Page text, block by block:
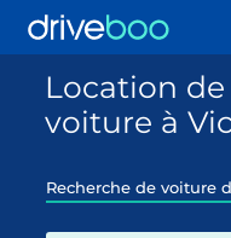
Location de
voiture à
Recherche de voiture